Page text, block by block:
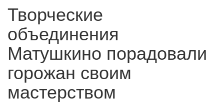
Творческие
объединения
Матушкино порадовали
горожан своим
мастерством